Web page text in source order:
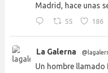
Madrid, hace unas
55 186
La Galerna
Un hombre llamado